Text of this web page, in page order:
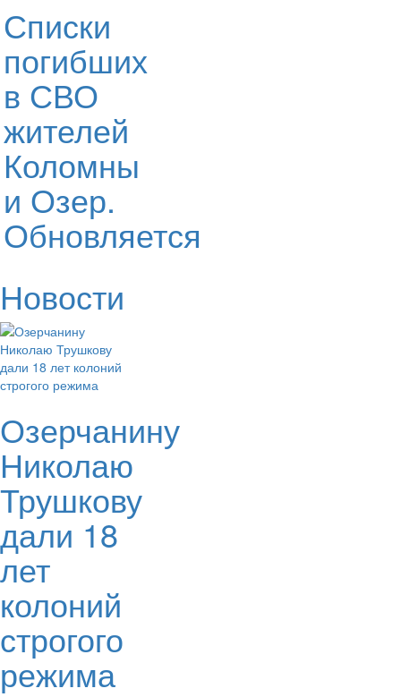
Списки
погибших
в СВО
жителей
Коломны
и Озер.
Обновляется
Новости
Озерчанину
Николаю
Трушкову
дали 18
лет
колоний
строгого
режима